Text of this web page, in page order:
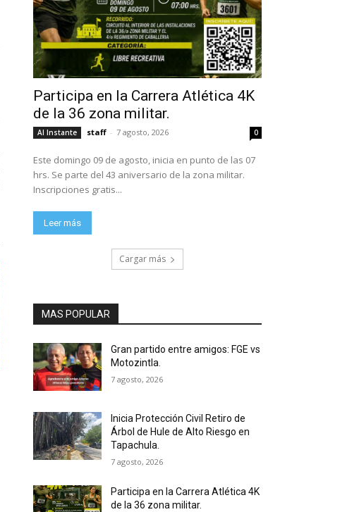
Participa en la Carrera Atlética 4K
de la 36 zona militar.
Al Instante staff - 7 agosto, 2026 0
Este domingo 09 de agosto, inicia en punto de las 07
hrs. Se parte del 43 aniversario de la zona militar.
Inscripciones gratis...
Leer más
Cargar más
MAS POPULAR
Gran partido entre amigos: FGE vs
Motozintla.
7 agosto, 2026
Inicia Protección Civil Retiro de
Árbol de Hule de Alto Riesgo en
Tapachula.
7 agosto, 2026
Participa en la Carrera Atlética 4K
de la 36 zona militar.